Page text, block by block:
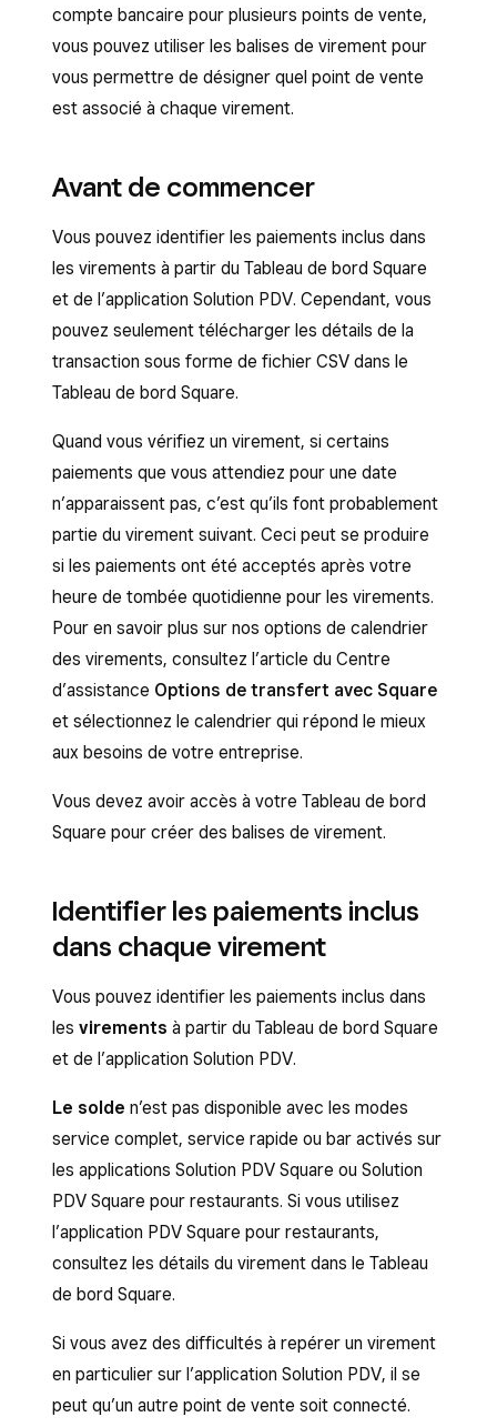
compte bancaire pour plusieurs points de vente,
vous pouvez utiliser les balises de virement pour
vous permettre de désigner quel point de vente
est associé à chaque virement.
Avant de commencer
Vous pouvez identifier les paiements inclus dans
les virements à partir du Tableau de bord Square
et de l’application Solution PDV. Cependant, vous
pouvez seulement télécharger les détails de la
transaction sous forme de fichier CSV dans le
Tableau de bord Square.
Quand vous vérifiez un virement, si certains
paiements que vous attendiez pour une date
n’apparaissent pas, c’est qu’ils font probablement
partie du virement suivant. Ceci peut se produire
si les paiements ont été acceptés après votre
heure de tombée quotidienne pour les virements.
Pour en savoir plus sur nos options de calendrier
des virements, consultez l’article du Centre
d’assistance Options de transfert avec Square
et sélectionnez le calendrier qui répond le mieux
aux besoins de votre entreprise.
Vous devez avoir accès à votre Tableau de bord
Square pour créer des balises de virement.
Identifier les paiements inclus
dans chaque virement
Vous pouvez identifier les paiements inclus dans
les virements à partir du Tableau de bord Square
et de l’application Solution PDV.
Le solde n’est pas disponible avec les modes
service complet, service rapide ou bar activés sur
les applications Solution PDV Square ou Solution
PDV Square pour restaurants. Si vous utilisez
l’application PDV Square pour restaurants,
consultez les détails du virement dans le Tableau
de bord Square.
Si vous avez des difficultés à repérer un virement
en particulier sur l’application Solution PDV, il se
peut qu’un autre point de vente soit connecté.